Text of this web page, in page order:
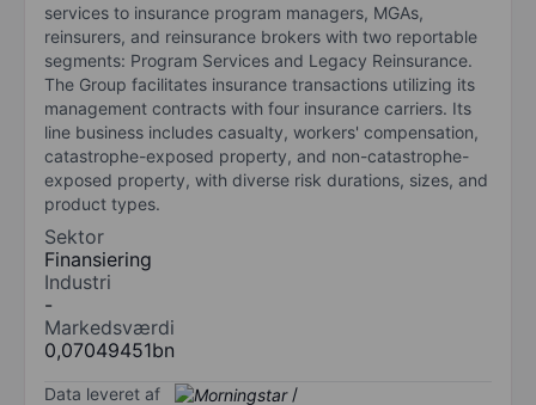
services to insurance program managers, MGAs,
reinsurers, and reinsurance brokers with two reportable
segments: Program Services and Legacy Reinsurance.
The Group facilitates insurance transactions utilizing its
management contracts with four insurance carriers. Its
line business includes casualty, workers' compensation,
catastrophe-exposed property, and non-catastrophe-
exposed property, with diverse risk durations, sizes, and
product types.
Sektor
Finansiering
Industri
-
Markedsværdi
0,07049451bn
Data leveret af /